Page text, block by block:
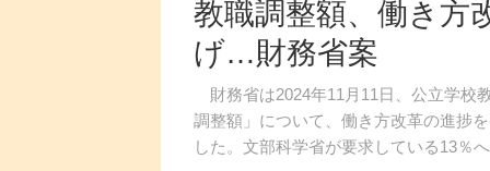
教職調整額、働き方
げ…財務省案
財務省は2024年11月11日、公立学校
調整額」について、働き方改革の進捗
した。文部科学省が要求している13％